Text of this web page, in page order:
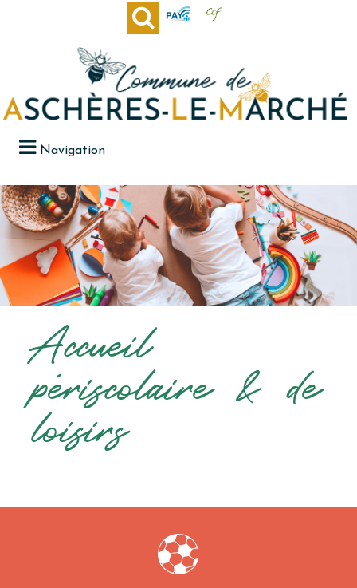
Navigation
Accueil
périscolaire & de
loisirs